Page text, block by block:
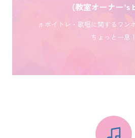
(教室オーナー’s
♬ボイトレ・歌唱に関するワン
ちょっと一息！